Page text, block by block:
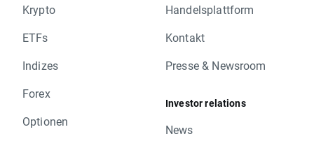
Krypto
ETFs
Indizes
Forex
Optionen
Handelsplattform
Kontakt
Presse & Newsroom
Investor relations
News